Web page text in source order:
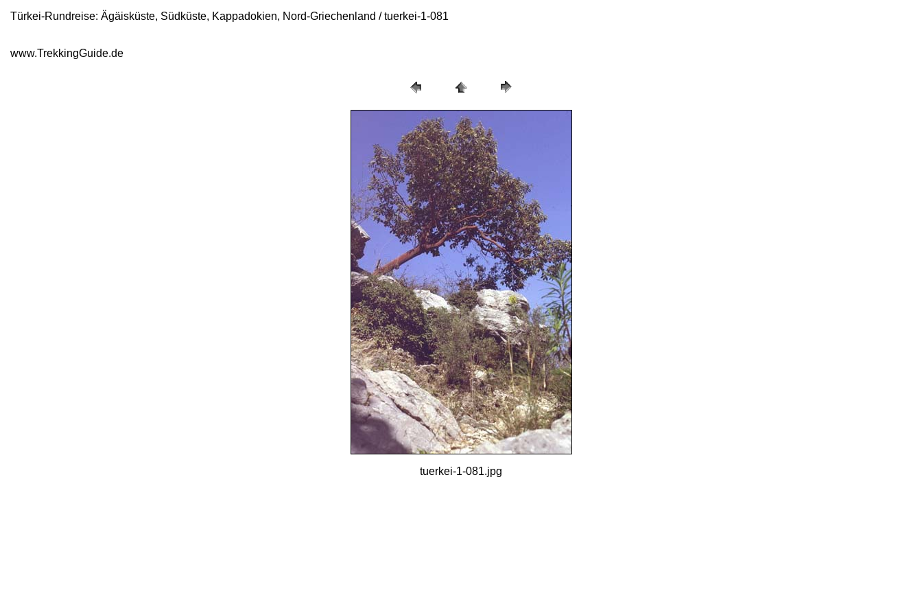
Türkei-Rundreise: Ägäisküste, Südküste, Kappadokien, Nord-Griechenland / tuerkei-1-081
www.TrekkingGuide.de
tuerkei-1-081.jpg